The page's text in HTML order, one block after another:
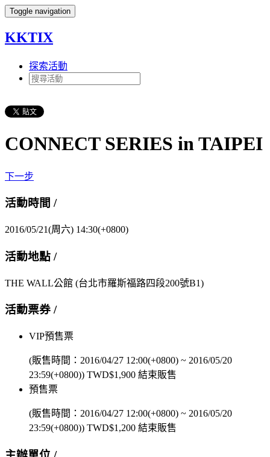
Toggle navigation
KKTIX
探索活動
CONNECT SERIES in TAIPEI
下一步
活動時間 /
2016/05/21(周六) 14:30(+0800)
活動地點 /
THE WALL公館 (台北市羅斯福路四段200號B1)
活動票券 /
VIP預售票
(販售時間： 2016/04/27 12:00(+0800) ~ 2016/05/20
23:59(+0800)) TWD$1,900 結束販售
預售票
(販售時間： 2016/04/27 12:00(+0800) ~ 2016/05/20
23:59(+0800)) TWD$1,200 結束販售